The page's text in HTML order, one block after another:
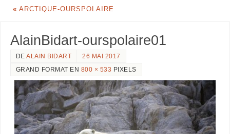
« ARCTIQUE-OURSPOLAIRE
AlainBidart-ourspolaire01
DEALAIN BIDART
26 MAI 2017
GRAND FORMAT EN 800 × 533 PIXELS